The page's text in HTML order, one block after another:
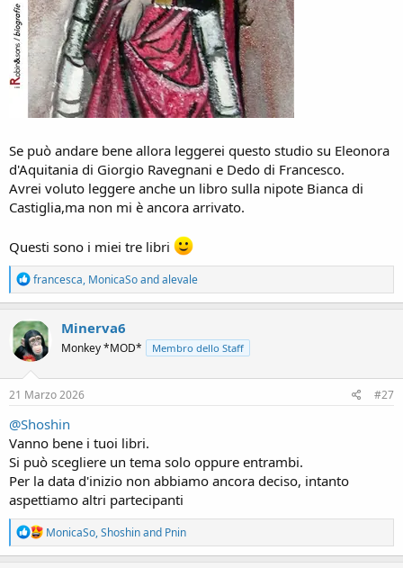
Se può andare bene allora leggerei questo studio su Eleonora
d'Aquitania di Giorgio Ravegnani e Dedo di Francesco.
Avrei voluto leggere anche un libro sulla nipote Bianca di
Castiglia,ma non mi è ancora arrivato.
Questi sono i miei tre libri
R
e
a
c
t
i
o
n
s
francesca, MonicaSoandalevale
Minerva6
Monkey *MOD* Membro dello Staff
21 Marzo 2026 #27
@Shoshin
Vanno bene i tuoi libri.
Si può scegliere un tema solo oppure entrambi.
Per la data d'inizio non abbiamo ancora deciso, intanto
aspettiamo altri partecipanti
R
e
a
MonicaSo,Shoshinand Pnin